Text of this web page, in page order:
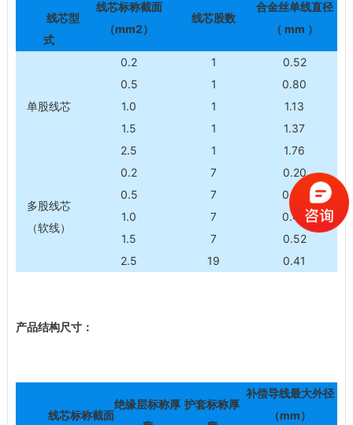
线芯型
式
线芯标称截面
（mm2）
线芯股数
合金丝单线直径
（ mm ）
单股线芯
0.2
0.5
1.0
1.5
2.5
1
1
1
1
1
0.52
0.80
1.13
1.37
1.76
多股线芯
（软线）
0.2
0.5
1.0
1.5
2.5
7
7
7
7
19
0.20
0.30
0.43
0.52
0.41
产品结构尺寸：
线芯标称截面
绝缘层标称厚 护套标称厚
补偿导线最大外径
（mm）